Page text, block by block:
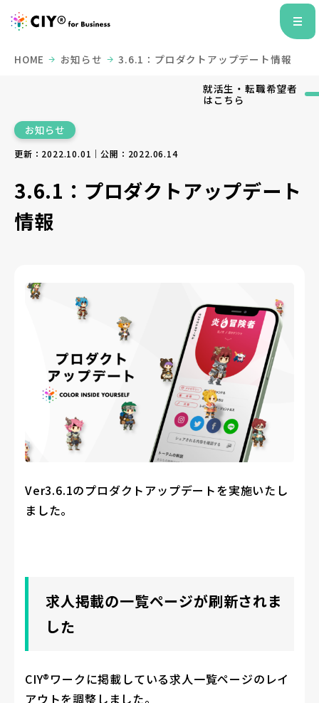
HOME お知らせ 3.6.1：プロダクトアップデート情報
就活生・転職希望者
はこちら
お知らせ
更新：2022.10.01｜公開：2022.06.14
3.6.1：プロダクトアップデート
情報
Ver3.6.1のプロダクトアップデートを実施いたし
ました。
求人掲載の一覧ページが刷新されま
した
CIY®ワークに掲載している求人一覧ページのレイ
アウトを調整しました。